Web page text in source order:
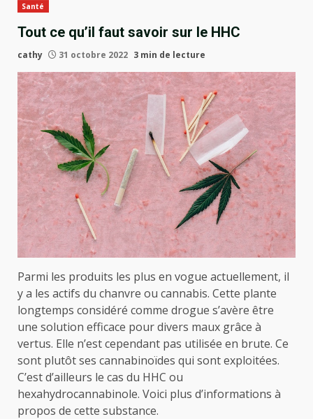
Santé
Tout ce qu’il faut savoir sur le HHC
cathy 31 octobre 2022 3 min de lecture
Parmi les produits les plus en vogue actuellement, il
y a les actifs du chanvre ou cannabis. Cette plante
longtemps considéré comme drogue s’avère être
une solution efficace pour divers maux grâce à
vertus. Elle n’est cependant pas utilisée en brute. Ce
sont plutôt ses cannabinoïdes qui sont exploitées.
C’est d’ailleurs le cas du HHC ou
hexahydrocannabinole. Voici plus d’informations à
propos de cette substance.